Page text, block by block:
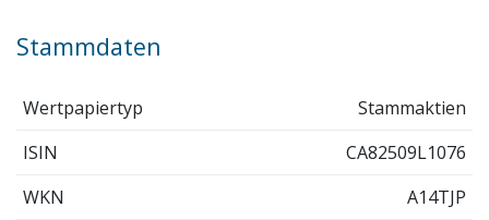
Stammdaten
Wertpapiertyp
Stammaktien
ISIN
CA82509L1076
WKN
A14TJP